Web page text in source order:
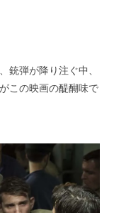
銃弾が降り注ぐ中、
この映画の醍醐味で